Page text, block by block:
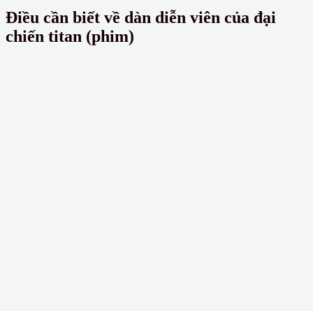
Điều cần biết về dàn diễn viên của đại
chiến titan (phim)